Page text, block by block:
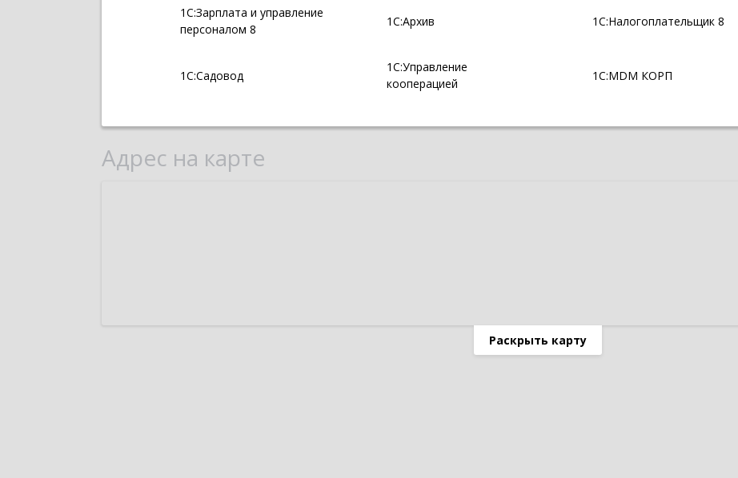
1С:Зарплата и управление
персоналом 8
1С:Архив 1С:Налогоплательщик 8
1С:Садовод
1С:Управление
кооперацией
1С:MDM КОРП
Адрес на карте
Раскрыть карту